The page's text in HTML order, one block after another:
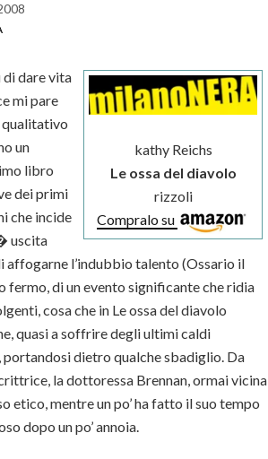
kathy Reichs
Le ossa del diavolo
rizzoli
Compralo su
dare vita
mi pare
qualitativo
un
libro
dei primi
che incide
uscita
affogarne l’indubbio talento (Ossario il
fermo, di un evento significante che ridia
cosa che in Le ossa del diavolo
quasi a soffrire degli ultimi caldi
dietro qualche sbadiglio. Da
la dottoressa Brennan, ormai vicina
etico, mentre un po’ ha fatto il suo tempo
dopo un po’ annoia.